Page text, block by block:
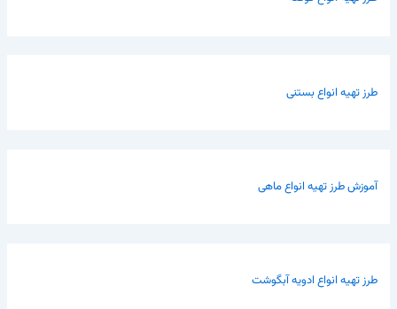
طرز تهیه انواع بستنی
آموزش طرز تهیه انواع ماهی
طرز تهیه انواع ادویه آبگوشت